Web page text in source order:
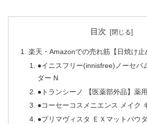
目次
楽天・Amazonでの売れ筋【日焼け
●イニスフリー(innisfree)ノーセバ
ダー N
●トランシーノ 【医薬部外品】薬
●コーセーコスメニエンス メイク
●プリマヴィスタ ＥＸマットパウ